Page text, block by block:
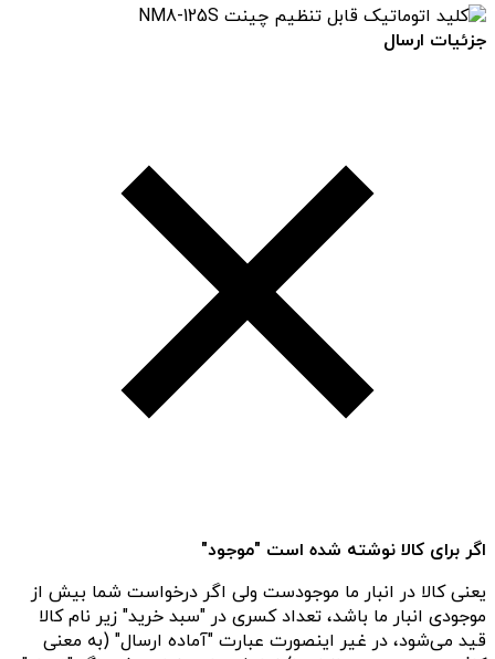
جزئیات ارسال
اگر برای کالا نوشته شده است "موجود"
یعنی کالا در انبار ما موجودست ولی اگر درخواست شما بیش از
موجودی انبار ما باشد، تعداد کسری در "سبد خرید" زیر نام کالا
قید می‌شود، در غیر اینصورت عبارت "آماده ارسال" (به معنی